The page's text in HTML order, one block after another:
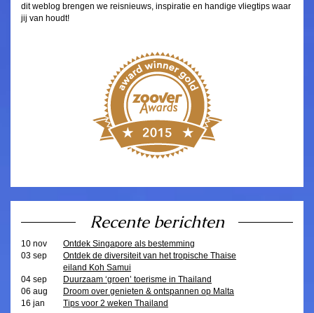
dit weblog brengen we reisnieuws, inspiratie en handige vliegtips waar
jij van houdt!
Recente berichten
10 nov
Ontdek Singapore als bestemming
03 sep
Ontdek de diversiteit van het tropische Thaise
eiland Koh Samui
04 sep
Duurzaam ‘groen’ toerisme in Thailand
06 aug
Droom over genieten & ontspannen op Malta
16 jan
Tips voor 2 weken Thailand